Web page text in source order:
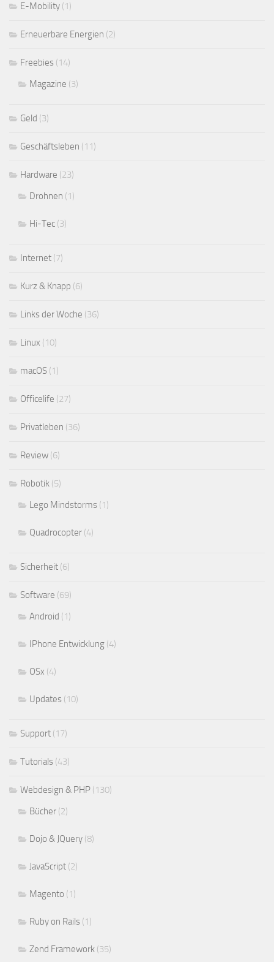
E-Mobility (1)
Erneuerbare Energien (2)
Freebies (14)
Magazine (3)
Geld (3)
Geschäftsleben (11)
Hardware (23)
Drohnen (1)
Hi-Tec (3)
Internet (7)
Kurz & Knapp (6)
Links der Woche (36)
Linux (10)
macOS (1)
Officelife (27)
Privatleben (36)
Review (6)
Robotik (5)
Lego Mindstorms (1)
Quadrocopter (4)
Sicherheit (6)
Software (69)
Android (1)
IPhone Entwicklung (4)
OSx (4)
Updates (10)
Support (17)
Tutorials (43)
Webdesign & PHP (130)
Bücher (2)
Dojo & JQuery (8)
JavaScript (2)
Magento (1)
Ruby on Rails (1)
Zend Framework (35)